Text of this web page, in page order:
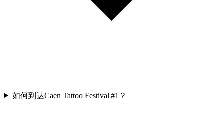
如何到达Caen Tattoo Festival #1？